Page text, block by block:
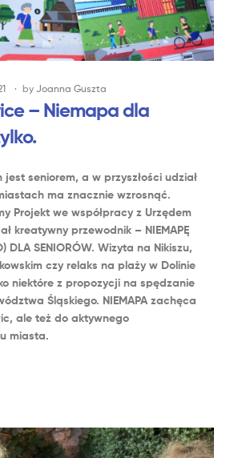
by Joanna Guszta
– Niemapa dla
seniorem, a w przyszłości udział
ma znacznie wzrosnąć.
Projekt we współpracy z Urzędem
kreatywny przewodnik – NIEMAPĘ
DLA SENIORÓW. Wizyta na Nikiszu,
czy relaks na plaży w Dolinie
niektóre z propozycji na spędzanie
Śląskiego. NIEMAPA zachęca
ale też do aktywnego
miasta.